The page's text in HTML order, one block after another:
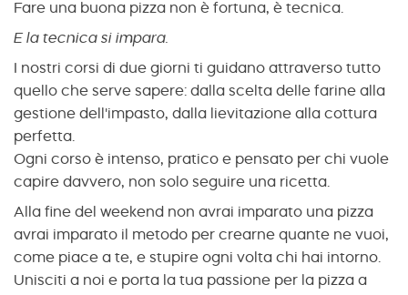
Fare una buona pizza non è fortuna, è tecnica.
E la tecnica si impara.
I nostri corsi di due giorni ti guidano attraverso tutto
quello che serve sapere: dalla scelta delle farine alla
gestione dell'impasto, dalla lievitazione alla cottura
perfetta.
Ogni corso è intenso, pratico e pensato per chi vuole
capire davvero, non solo seguire una ricetta.
Alla fine del weekend non avrai imparato una pizza
avrai imparato il metodo per crearne quante ne vuoi,
come piace a te, e stupire ogni volta chi hai intorno.
Unisciti a noi e porta la tua passione per la pizza a